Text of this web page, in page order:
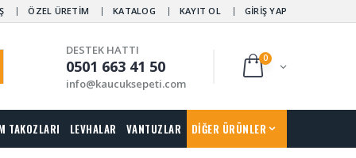
ÖZEL ÜRETİM KATALOG KAYIT OL GİRİŞ YAP
DESTEK HATTI
0501 663 41 50
info@kaucuksepeti.com
0
TAKOZLARI LEVHALAR VANTUZLAR DİĞER ÜRÜNLER